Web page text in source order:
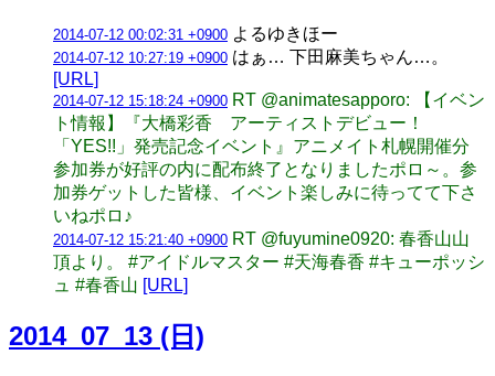
2014-07-12 00:02:31 +0900 よるゆきほー
2014-07-12 10:27:19 +0900 はぁ… 下田麻美ちゃん…。
[URL]
2014-07-12 15:18:24 +0900 RT @animatesapporo: 【イベン
ト情報】『大橋彩香 アーティストデビュー！
「YES!!」発売記念イベント』アニメイト札幌開催分
参加券が好評の内に配布終了となりましたポロ～。参
加券ゲットした皆様、イベント楽しみに待ってて下さ
いねポロ♪
2014-07-12 15:21:40 +0900 RT @fuyumine0920: 春香山山
頂より。 #アイドルマスター #天海春香 #キューポッシ
ュ #春香山 [URL]
2014_07_13 (日)